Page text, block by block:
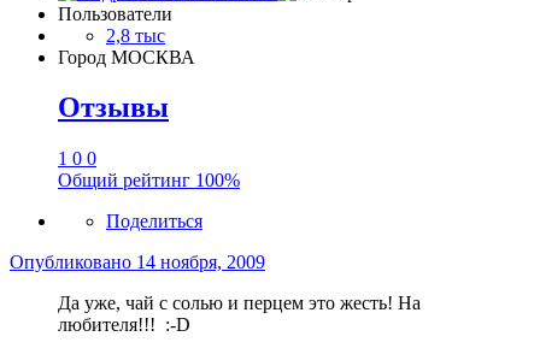
Пользователи
2,8 тыс
Город МОСКВА
Отзывы
1 0 0
Общий рейтинг 100%
Поделиться
Опубликовано 14 ноября, 2009
Да уже, чай с солью и перцем это жесть! На
любителя!!! :-D